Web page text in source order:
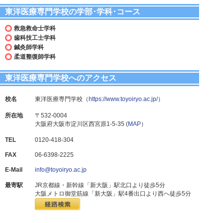
東洋医療専門学校の学部･学科･コース
救急救命士学科
歯科技工士学科
鍼灸師学科
柔道整復師学科
東洋医療専門学校へのアクセス
校名 東洋医療専門学校（ https://www.toyoiryo.ac.jp/）
所在地
〒532-0004
大阪府大阪市淀川区西宮原1-5-35 (MAP）
TEL 0120-418-304
FAX 06-6398-2225
E-Mail info@toyoiryo.ac.jp
最寄駅
JR京都線・新幹線「新大阪」駅北口より徒歩5分
大阪メトロ御堂筋線「新大阪」駅4番出口より西へ徒歩5分